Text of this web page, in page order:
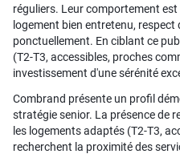
réguliers. Leur comportement
logement bien entretenu,
ponctuellement. En ciblant ce
(T2-T3, accessibles, proches
investissement d'une sérénité
Combrand présente un profil
stratégie senior. La présence de
les logements adaptés (T2-T3,
recherchent la proximité des